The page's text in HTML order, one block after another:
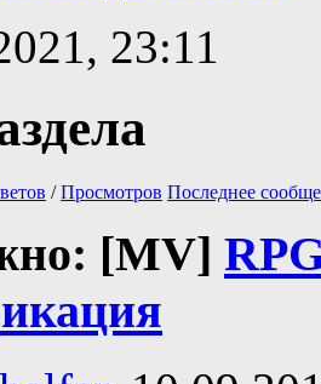
23:11
/Просмотров Последнее
[MV]